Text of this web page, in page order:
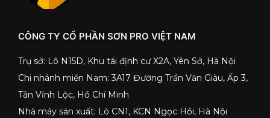
CÔNG TY CỔ PHẦN SƠN PRO VIỆT NAM
Trụ sở: Lô N15D, Khu tái định cư X2A, Yên Sở, Hà Nội
Chi nhánh miền Nam: 3A17 Đường Trần Văn Giàu, Ấp 3,
Tân Vĩnh Lộc, Hồ Chí Minh
Nhà máy sản xuất: Lô CN1, KCN Ngọc Hồi, Hà Nội